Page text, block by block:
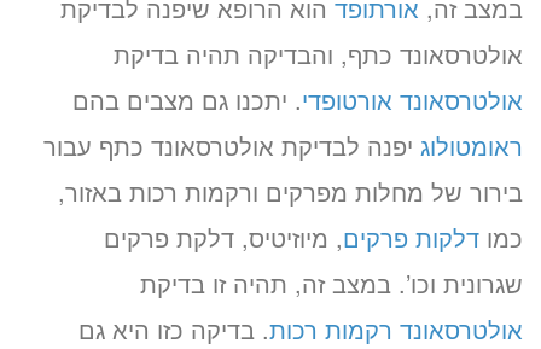
במצב זה, אורתופד הוא הרופא שיפנה לבדיקת
אולטרסאונד כתף, והבדיקה תהיה בדיקת
אולטרסאונד אורטופדי. יתכנו גם מצבים בהם
ראומטולוג יפנה לבדיקת אולטרסאונד כתף עבור
בירור של מחלות מפרקים ורקמות רכות באזור,
כמו דלקות פרקים, מיוזיטיס, דלקת פרקים
שגרונית וכו’. במצב זה, תהיה זו בדיקת
אולטרסאונד רקמות רכות. בדיקה כזו היא גם